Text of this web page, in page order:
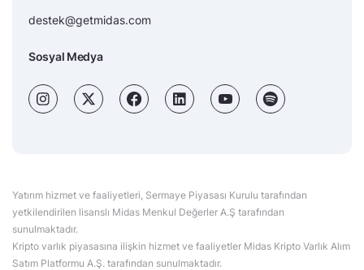
destek@getmidas.com
Sosyal Medya
Yatırım hizmet ve faaliyetleri, Sermaye Piyasası Kurulu tarafından
yetkilendirilen lisanslı Midas Menkul Değerler A.Ş tarafından
sunulmaktadır.
Kripto varlık piyasasına ilişkin hizmet ve faaliyetler Midas Kripto Varlık Alım
Satım Platformu A.Ş. tarafından sunulmaktadır.